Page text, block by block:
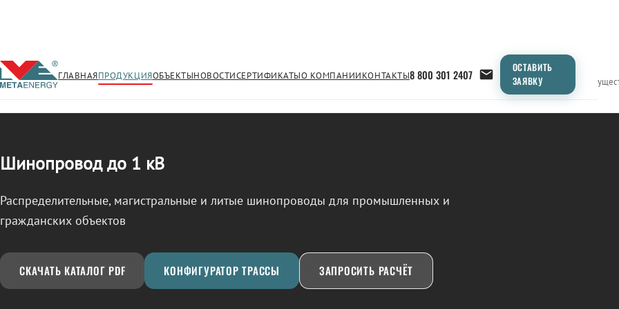
ГЛАВНАЯПРОДУКЦИЯОБЪЕКТЫНОВОСТИСЕРТИФИКАТЫО КОМПАНИИКОНТАКТЫ8 800 301 2407
ОСТАВИТЬ
ЗАЯВКУ
← Продукция/ШИНОПРОВОД Применение Продукция ТипоразмерыСравнение
Шинопровод до 1 кВ
Распределительные, магистральные и литые шинопроводы для промышленных и
гражданских объектов
СКАЧАТЬ КАТАЛОГ PDF КОНФИГУРАТОР ТРАССЫ ЗАПРОСИТЬ РАСЧЁТ